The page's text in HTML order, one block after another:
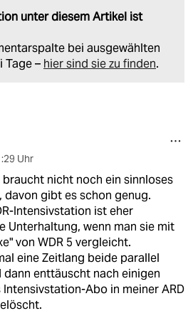
unter diesem Artikel ist
bei ausgewählten
Tage – hier sind sie zu finden.
Uhr
braucht nicht noch ein sinnloses
davon gibt es schon genug.
Intensivstation ist eher
Unterhaltung, wenn man sie mit
von WDR 5 vergleicht.
eine Zeitlang beide parallel
enttäuscht nach einigen
Intensivstation-Abo in meiner ARD